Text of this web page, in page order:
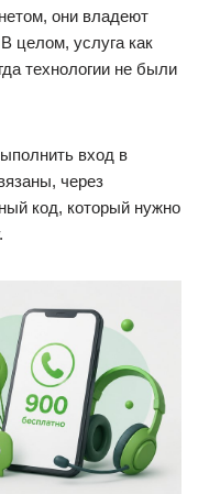
они владеют
целом, услуга как
технологии не были
вход в
через
код, который нужно